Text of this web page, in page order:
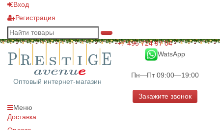
Вход
Регистрация
Оптовый интернет-магазин
+7 495 724 97 04
WatsApp
Пн—Пт 09:00—19:00
Закажите звонок
Меню
Доставка